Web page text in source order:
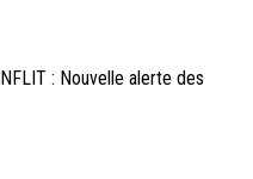
: Nouvelle alerte des